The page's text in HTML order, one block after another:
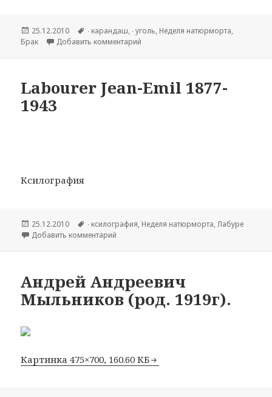
Опубликовано
25.12.2010 Метки
∙ карандаш, ∙ уголь, Hеделя натюрморта,
Брак
Добавить комментарий
Labourer Jean-Emil 1877-
1943
Ксилография
Опубликовано
25.12.2010 Метки
∙ ксилография, Hеделя натюрморта,Лабуре
Добавить комментарий
Андрей Андреевич
Мыльников (род. 1919г).
Картинка 475×700, 160.60 КБ